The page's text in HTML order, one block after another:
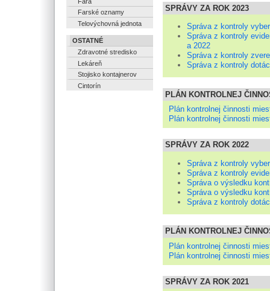
Farské oznamy
Telovýchovná jednota
OSTATNÉ
Zdravotné stredisko
Lekáreň
Stojisko kontajnerov
Cintorín
SPRÁVY ZA ROK 2023
Správa z kontroly
Správa z kontroly
a 2022
Správa z kontroly
Správa z kontroly
PLÁN KONTROLNEJ
Plán kontrolnej činnosti
Plán kontrolnej činnosti
SPRÁVY ZA ROK 2022
Správa z kontroly
Správa z kontroly
Správa o výsledku
Správa o výsledku
Správa z kontroly
PLÁN KONTROLNEJ
Plán kontrolnej činnosti
Plán kontrolnej činnosti
SPRÁVY ZA ROK 2021